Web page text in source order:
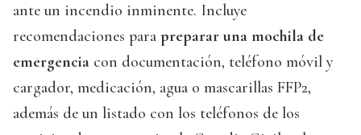
ante un incendio inminente. Incluye
recomendaciones para preparar una mochila de
emergencia con documentación, teléfono móvil y
cargador, medicación, agua o mascarillas FFP2,
además de un listado con los teléfonos de los